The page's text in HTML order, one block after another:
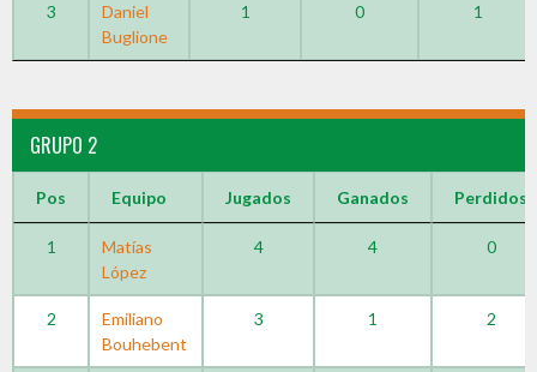
3
Daniel
Buglione
1 0 1
GRUPO 2
Pos Equipo Jugados Ganados Perdidos
1
Matías
López
4 4 0
2
Emiliano
Bouhebent
3 1 2